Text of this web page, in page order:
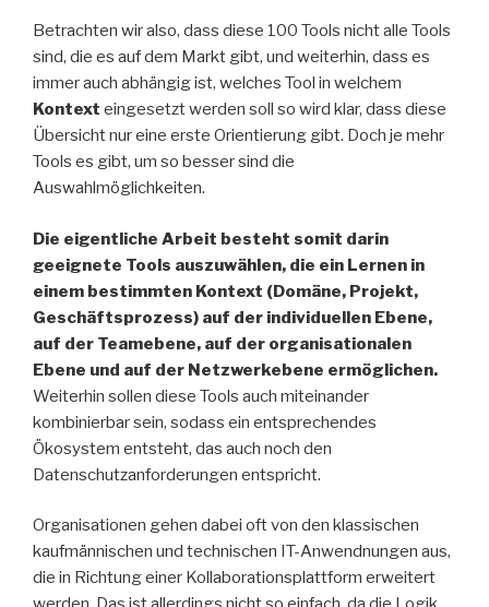
Betrachten wir also, dass diese 100 Tools nicht alle Tools
sind, die es auf dem Markt gibt, und weiterhin, dass es
immer auch abhängig ist, welches Tool in welchem
Kontext eingesetzt werden soll so wird klar, dass diese
Übersicht nur eine erste Orientierung gibt. Doch je mehr
Tools es gibt, um so besser sind die
Auswahlmöglichkeiten.
Die eigentliche Arbeit besteht somit darin
geeignete Tools auszuwählen, die ein Lernen in
einem bestimmten Kontext (Domäne, Projekt,
Geschäftsprozess) auf der individuellen Ebene,
auf der Teamebene, auf der organisationalen
Ebene und auf der Netzwerkebene ermöglichen.
Weiterhin sollen diese Tools auch miteinander
kombinierbar sein, sodass ein entsprechendes
Ökosystem entsteht, das auch noch den
Datenschutzanforderungen entspricht.
Organisationen gehen dabei oft von den klassischen
kaufmännischen und technischen IT-Anwendnungen aus,
die in Richtung einer Kollaborationsplattform erweitert